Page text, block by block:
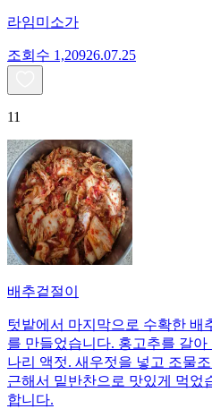
라임미소가
조회수 1,20926.07.25
11
배추겉절이
텃밭에서 마지막으로 수확한 배
를 만들었습니다. 홍고추를 갈
나리 액젓. 새우젓을 넣고 조물
근해서 밑반찬으로 맛있게 먹었
합니다.